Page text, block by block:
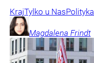
KrajTylko u NasPolityka
Magdalena Frindt